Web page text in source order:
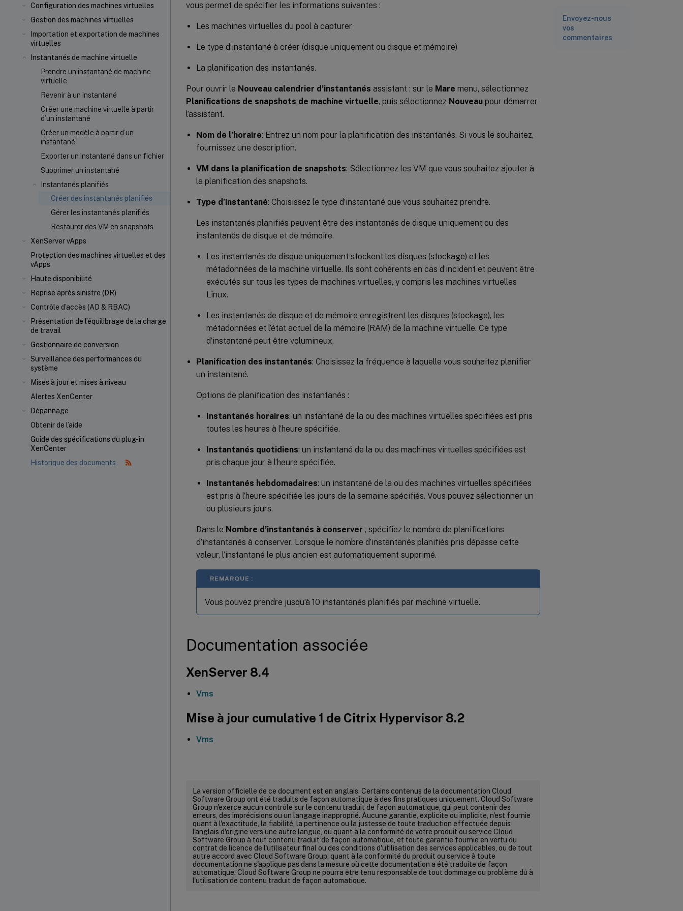
Configuration des machines virtuelles
Gestion des machines virtuelles
Importation et exportation de machines
virtuelles
Instantanés de machine virtuelle
Prendre un instantané de machine
virtuelle
Revenir à un instantané
Créer une machine virtuelle à partir
d’un instantané
Créer un modèle à partir d’un
instantané
Exporter un instantané dans un fichier
Supprimer un instantané
Instantanés planifiés
Créer des instantanés planifiés
Gérer les instantanés planifiés
Restaurer des VM en snapshots
XenServer vApps
Protection des machines virtuelles et des
vApps
Haute disponibilité
Reprise après sinistre (DR)
Contrôle d’accès (AD & RBAC)
Présentation de l’équilibrage de la charge
de travail
Gestionnaire de conversion
Surveillance des performances du
système
Mises à jour et mises à niveau
Alertes XenCenter
Dépannage
Obtenir de l’aide
Guide des spécifications du plug-in
XenCenter
Historique des documents
vous permet de spécifier les informations suivantes :
Les machines virtuelles du pool à capturer
Le type d’instantané à créer (disque uniquement ou disque et mémoire)
La planification des instantanés.
Pour ouvrir le Nouveau calendrier d’instantanés assistant : sur le Mare menu, sélectionnez
Planifications de snapshots de machine virtuelle, puis sélectionnez Nouveau pour démarrer
l’assistant.
Nom de l’horaire: Entrez un nom pour la planification des instantanés. Si vous le souhaitez,
fournissez une description.
VM dans la planification de snapshots: Sélectionnez les VM que vous souhaitez ajouter à
la planification des snapshots.
Type d’instantané: Choisissez le type d’instantané que vous souhaitez prendre.
Les instantanés planifiés peuvent être des instantanés de disque uniquement ou des
instantanés de disque et de mémoire.
Les instantanés de disque uniquement stockent les disques (stockage) et les
métadonnées de la machine virtuelle. Ils sont cohérents en cas d’incident et peuvent être
exécutés sur tous les types de machines virtuelles, y compris les machines virtuelles
Linux.
Les instantanés de disque et de mémoire enregistrent les disques (stockage), les
métadonnées et l’état actuel de la mémoire (RAM) de la machine virtuelle. Ce type
d’instantané peut être volumineux.
Planification des instantanés: Choisissez la fréquence à laquelle vous souhaitez planifier
un instantané.
Options de planification des instantanés :
Instantanés horaires: un instantané de la ou des machines virtuelles spécifiées est pris
toutes les heures à l’heure spécifiée.
Instantanés quotidiens: un instantané de la ou des machines virtuelles spécifiées est
pris chaque jour à l’heure spécifiée.
Instantanés hebdomadaires: un instantané de la ou des machines virtuelles spécifiées
est pris à l’heure spécifiée les jours de la semaine spécifiés. Vous pouvez sélectionner un
ou plusieurs jours.
Dans le Nombre d’instantanés à conserver , spécifiez le nombre de planifications
d’instantanés à conserver. Lorsque le nombre d’instantanés planifiés pris dépasse cette
valeur, l’instantané le plus ancien est automatiquement supprimé.
REMARQUE :
Vous pouvez prendre jusqu’à 10 instantanés planifiés par machine virtuelle.
Documentation associée
XenServer 8.4
Vms
Mise à jour cumulative 1 de Citrix Hypervisor 8.2
Vms
La version officielle de ce document est en anglais. Certains contenus de la documentation Cloud
Software Group ont été traduits de façon automatique à des fins pratiques uniquement. Cloud Software
Group n'exerce aucun contrôle sur le contenu traduit de façon automatique, qui peut contenir des
erreurs, des imprécisions ou un langage inapproprié. Aucune garantie, explicite ou implicite, n'est fournie
quant à l'exactitude, la fiabilité, la pertinence ou la justesse de toute traduction effectuée depuis
l'anglais d'origine vers une autre langue, ou quant à la conformité de votre produit ou service Cloud
Software Group à tout contenu traduit de façon automatique, et toute garantie fournie en vertu du
contrat de licence de l'utilisateur final ou des conditions d'utilisation des services applicables, ou de tout
autre accord avec Cloud Software Group, quant à la conformité du produit ou service à toute
documentation ne s'applique pas dans la mesure où cette documentation a été traduite de façon
automatique. Cloud Software Group ne pourra être tenu responsable de tout dommage ou problème dû à
l'utilisation de contenu traduit de façon automatique.
Envoyez-nous
vos
commentaires